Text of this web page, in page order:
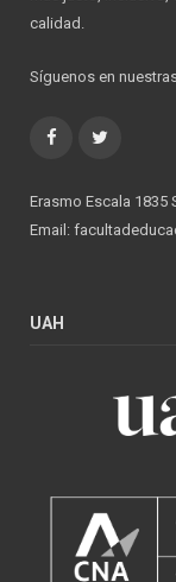
calidad.
Síguenos en
Facebook
Erasmo Escala 1835
Email:
UAH